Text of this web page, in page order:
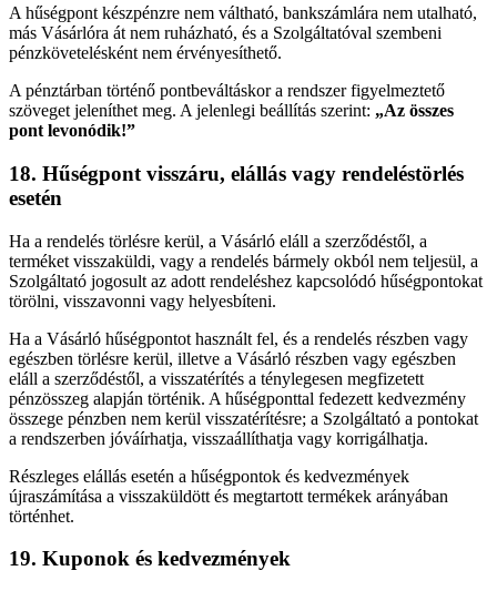
A hűségpont készpénzre nem váltható, bankszámlára nem utalható,
más Vásárlóra át nem ruházható, és a Szolgáltatóval szembeni
pénzkövetelésként nem érvényesíthető.
A pénztárban történő pontbeváltáskor a rendszer figyelmeztető
szöveget jeleníthet meg. A jelenlegi beállítás szerint: „Az összes
pont levonódik!”
18. Hűségpont visszáru, elállás vagy rendeléstörlés
esetén
Ha a rendelés törlésre kerül, a Vásárló eláll a szerződéstől, a
terméket visszaküldi, vagy a rendelés bármely okból nem teljesül, a
Szolgáltató jogosult az adott rendeléshez kapcsolódó hűségpontokat
törölni, visszavonni vagy helyesbíteni.
Ha a Vásárló hűségpontot használt fel, és a rendelés részben vagy
egészben törlésre kerül, illetve a Vásárló részben vagy egészben
eláll a szerződéstől, a visszatérítés a ténylegesen megfizetett
pénzösszeg alapján történik. A hűségponttal fedezett kedvezmény
összege pénzben nem kerül visszatérítésre; a Szolgáltató a pontokat
a rendszerben jóváírhatja, visszaállíthatja vagy korrigálhatja.
Részleges elállás esetén a hűségpontok és kedvezmények
újraszámítása a visszaküldött és megtartott termékek arányában
történhet.
19. Kuponok és kedvezmények